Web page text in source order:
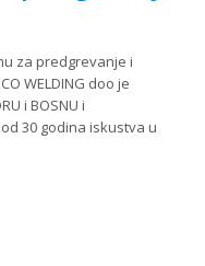
za predgrevanje i
WELDING doo je
i BOSNU i
od 30 godina iskustva u